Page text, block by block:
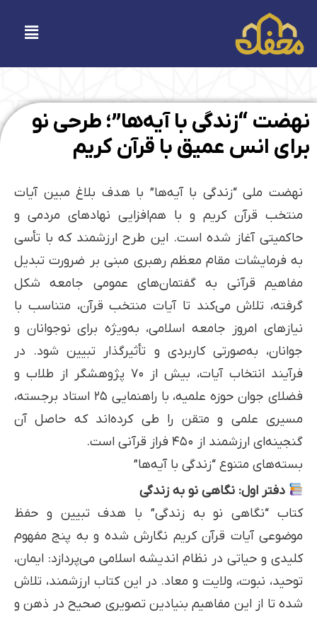
محتوا
نهضت “زندگی با آیه‌ها”؛ طرحی نو
برای انس عمیق با قرآن کریم
نهضت ملی “زندگی با آیه‌ها” با هدف بلاغ مبین آیات
منتخب قرآن کریم و با هم‌افزایی نهادهای مردمی و
حاکمیتی آغاز شده است. این طرح ارزشمند که با تأسی
به فرمایشات مقام معظم رهبری مبنی بر ضرورت تبدیل
مفاهیم قرآنی به گفتمان‌های عمومی جامعه شکل
گرفته، تلاش می‌کند تا آیات منتخب قرآن، متناسب با
نیازهای امروز جامعه اسلامی، به‌ویژه برای نوجوانان و
جوانان، به‌صورتی کاربردی و تأثیرگذار تبیین شود. در
فرآیند انتخاب آیات، بیش از ۷۰ پژوهشگر از طلاب و
فضلای جوان حوزه علمیه، با راهنمایی ۲۵ استاد برجسته،
مسیری علمی و متقن را طی کرده‌اند که حاصل آن
گنجینه‌ای ارزشمند از ۴۵۰ فراز قرآنی است.
بسته‌های متنوع “زندگی با آیه‌ها”
دفتر اول: نگاهی نو به زندگی
کتاب “نگاهی نو به زندگی” با هدف تبیین و حفظ
موضوعی آیات قرآن کریم نگارش شده و به پنج مفهوم
کلیدی و حیاتی در نظام اندیشه اسلامی می‌پردازد: ایمان،
توحید، نبوت، ولایت و معاد. در این کتاب ارزشمند، تلاش
شده تا از این مفاهیم بنیادین تصویری صحیح در ذهن و